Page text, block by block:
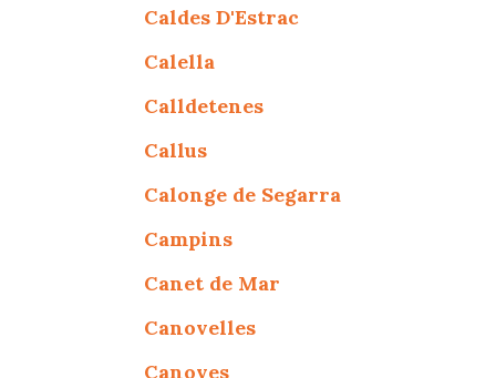
Caldes D'Estrac
Calella
Calldetenes
Callus
Calonge de Segarra
Campins
Canet de Mar
Canovelles
Canoves